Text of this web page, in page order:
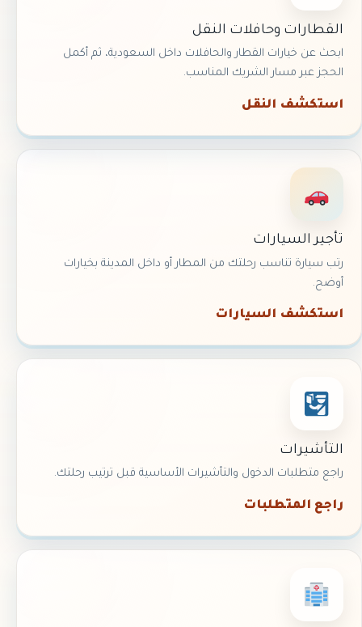
تأجير السيارات
رتب سيارة تناسب رحلتك من المطار أو داخل المدينة بخيارات
أوضح.
استكشف السيارات
التأشيرات
راجع متطلبات الدخول والتأشيرات الأساسية قبل ترتيب رحلتك.
راجع المتطلبات
القطارات وحافلات النقل
ابحث عن خيارات القطار والحافلات داخل السعودية، ثم أكمل
الحجز عبر مسار الشريك المناسب.
استكشف النقل